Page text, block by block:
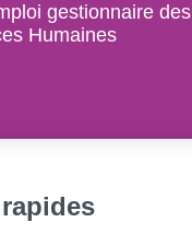
gestionnaire des
Humaines